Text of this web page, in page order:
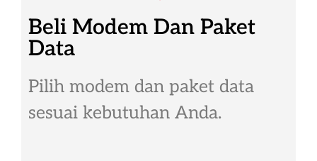
Beli Modem Dan Paket
Data
Pilih modem dan paket data
sesuai kebutuhan Anda.